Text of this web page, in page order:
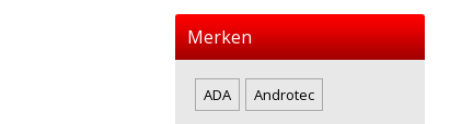
Merken
ADA Androtec